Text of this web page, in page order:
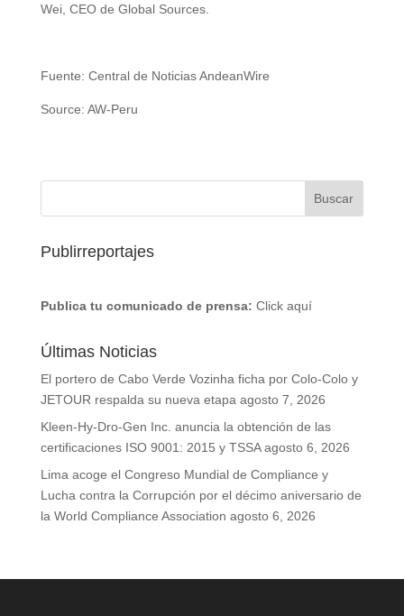
Wei, CEO de Global Sources.
Fuente: Central de Noticias AndeanWire
Source: AW-Peru
Publirreportajes
Publica tu comunicado de prensa: Click aquí
Últimas Noticias
El portero de Cabo Verde Vozinha ficha por Colo-Colo y
JETOUR respalda su nueva etapa agosto 7, 2026
Kleen-Hy-Dro-Gen Inc. anuncia la obtención de las
certificaciones ISO 9001: 2015 y TSSA agosto 6, 2026
Lima acoge el Congreso Mundial de Compliance y
Lucha contra la Corrupción por el décimo aniversario de
la World Compliance Association agosto 6, 2026